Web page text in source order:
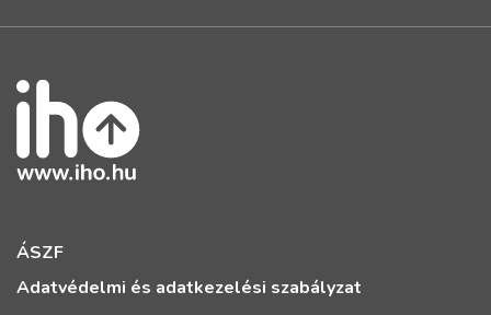
ÁSZF
Adatvédelmi és adatkezelési szabályzat